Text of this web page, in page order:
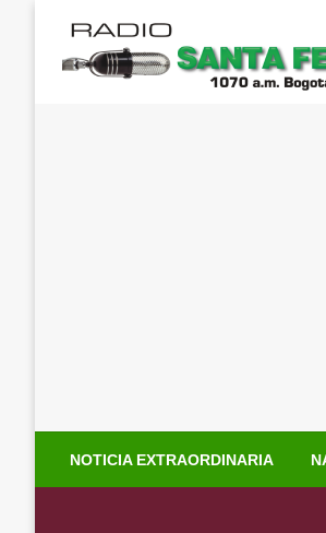
contenido
NOTICIA EXTRAORDINARIA